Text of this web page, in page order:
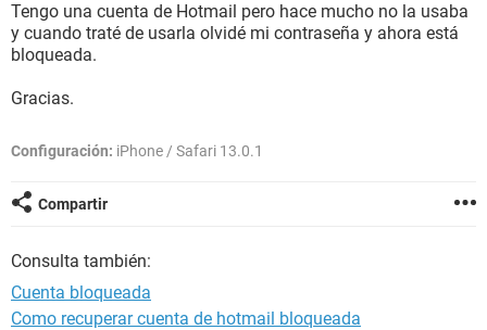
Tengo una cuenta de Hotmail pero hace mucho no la usaba
y cuando traté de usarla olvidé mi contraseña y ahora está
bloqueada.
Gracias.
Configuración: iPhone / Safari 13.0.1
Compartir
Consulta también:
Cuenta bloqueada
Como recuperar cuenta de hotmail bloqueada